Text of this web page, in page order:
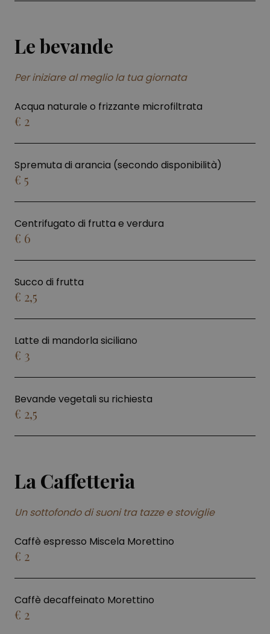
Le bevande
Per iniziare al meglio la tua giornata
Acqua naturale o frizzante microfiltrata
€ 2
Spremuta di arancia (secondo disponibilità)
€ 5
Centrifugato di frutta e verdura
€ 6
Succo di frutta
€ 2,5
Latte di mandorla siciliano
€ 3
Bevande vegetali su richiesta
€ 2,5
La Caffetteria
Un sottofondo di suoni tra tazze e stoviglie
Caffè espresso Miscela Morettino
€ 2
Caffè decaffeinato Morettino
€ 2